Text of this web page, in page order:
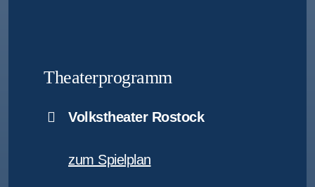
Theaterprogramm
Volkstheater Rostock
zum Spielplan